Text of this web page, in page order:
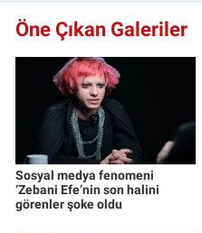
Öne Çıkan Galeriler
Sosyal medya fenomeni
‘Zebani Efe’nin son halini
görenler şoke oldu